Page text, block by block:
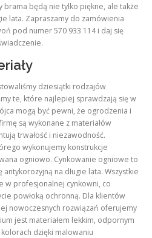
będą nie tylko piękne, ale także
lata. Zapraszamy do zamówienia
pod numer 570 933 114 i daj się
dziesiątki rodzajów
te, które najlepiej sprawdzają się w
mogą być pewni, że ogrodzenia i
są wykonane z materiałów
trwałość i niezawodność.
wykonujemy konstrukcje
ogniowo. Cynkowanie ogniowe to
na długie lata. Wszystkie
w profesjonalnej cynkowni, co
powłoką ochronną. Dla klientów
nowoczesnych rozwiązań oferujemy
jest materiałem lekkim, odpornym
dzięki malowaniu